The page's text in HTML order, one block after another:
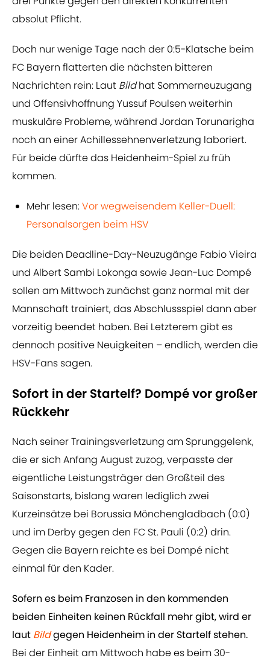
absolut Pflicht.
Doch nur wenige Tage nach der 0:5-Klatsche beim
FC Bayern flatterten die nächsten bitteren
Nachrichten rein: Laut Bildhat Sommerneuzugang
und Offensivhoffnung Yussuf Poulsen weiterhin
muskuläre Probleme, während Jordan Torunarigha
noch an einer Achillessehnenverletzung laboriert.
Für beide dürfte das Heidenheim-Spiel zu früh
kommen.
Mehr lesen:Vor wegweisendem Keller-Duell:
Personalsorgen beim HSV
Die beiden Deadline-Day-Neuzugänge Fabio Vieira
und Albert Sambi Lokonga sowie Jean-Luc Dompé
sollen am Mittwoch zunächst ganz normal mit der
Mannschaft trainiert, das Abschlussspiel dann aber
vorzeitig beendet haben. Bei Letzterem gibt es
dennoch positive Neuigkeiten – endlich, werden die
HSV-Fans sagen.
Sofort in der Startelf? Dompé vor großer
Rückkehr
Nach seiner Trainingsverletzung am Sprunggelenk,
die er sich Anfang August zuzog, verpasste der
eigentliche Leistungsträger den Großteil des
Saisonstarts, bislang waren lediglich zwei
Kurzeinsätze bei Borussia Mönchengladbach (0:0)
und im Derby gegen den FC St. Pauli (0:2) drin.
Gegen die Bayern reichte es bei Dompé nicht
einmal für den Kader.
Sofern es beim Franzosen in den kommenden
beiden Einheiten keinen Rückfall mehr gibt, wird er
laut Bildgegen Heidenheim in der Startelf stehen.
Bei der Einheit am Mittwoch habe es beim 30-